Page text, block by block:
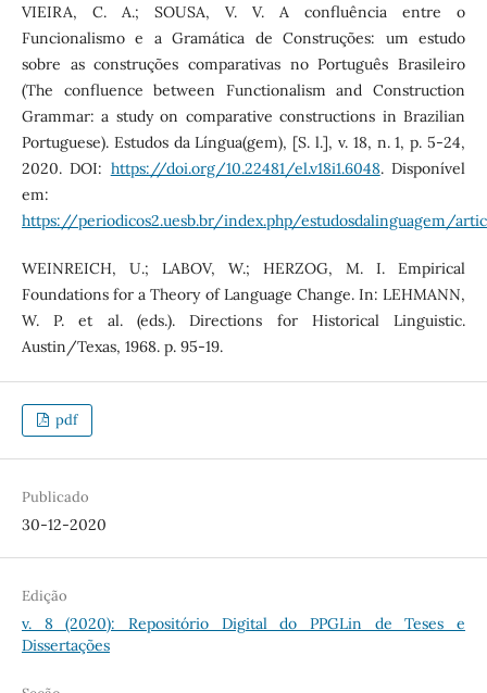
VIEIRA, C. A.; SOUSA, V. V. A confluência entre o
Funcionalismo e a Gramática de Construções: um estudo
sobre as construções comparativas no Português Brasileiro
(The confluence between Functionalism and Construction
Grammar: a study on comparative constructions in Brazilian
Portuguese). Estudos da Língua(gem), [S. l.], v. 18, n. 1, p. 5-24,
2020. DOI: https://doi.org/10.22481/el.v18i1.6048. Disponível
em:
https://periodicos2.uesb.br/index.php/estudosdalinguagem/
WEINREICH, U.; LABOV, W.; HERZOG, M. I. Empirical
Foundations for a Theory of Language Change. In: LEHMANN,
W. P. et al. (eds.). Directions for Historical Linguistic.
Austin/Texas, 1968. p. 95-19.
pdf
Publicado
30-12-2020
Edição
v. 8 (2020): Repositório Digital do PPGLin de Teses e
Dissertações